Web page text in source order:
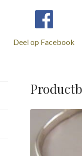
Deel op Facebook